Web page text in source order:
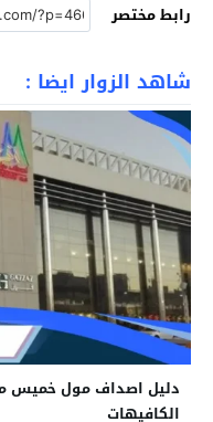
رابط مختصر
شاهد الزوار ايضا :
دليل اصداف مول خميس
الكافيهات